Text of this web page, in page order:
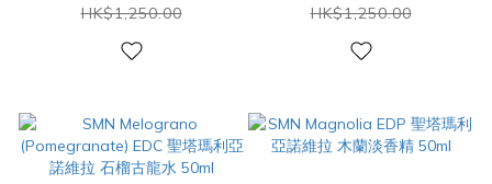
煙草古龍水 50/100ml
HK$1,250.00
100ml
HK$1,250.00